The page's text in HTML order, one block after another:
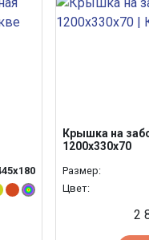
Крышка на
1200х330х70
Размер:
Цвет:
2